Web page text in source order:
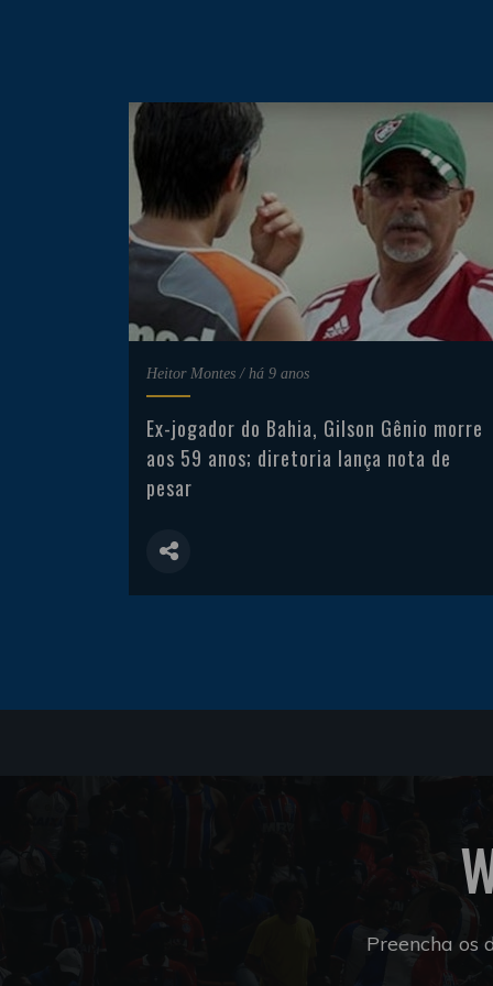
Heitor Montes / há 9 anos
Ex-jogador do Bahia, Gilson Gênio morre
aos 59 anos; diretoria lança nota de
pesar
Preencha os